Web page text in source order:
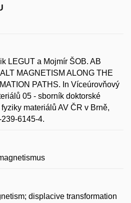
LEGUT a Mojmír ŠOB. AB
MAGNETISM ALONG THE
PATHS. In Víceúrovňový
05 - sborník doktorské
materiálů AV ČR v Brně,
6145-4.
displacive transformation